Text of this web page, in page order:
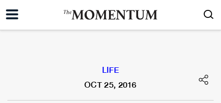
LIFE
OCT 25, 2016